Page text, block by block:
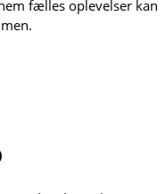
fælles oplevelser kan